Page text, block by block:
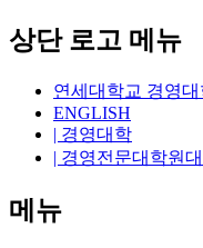
상단 로고 메뉴
연세대학교 경영
ENGLISH
| 경영대학
| 경영전문대학원
메뉴